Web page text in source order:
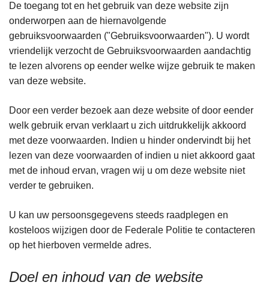
De toegang tot en het gebruik van deze website zijn
onderworpen aan de hiernavolgende
gebruiksvoorwaarden ("Gebruiksvoorwaarden"). U wordt
vriendelijk verzocht de Gebruiksvoorwaarden aandachtig
te lezen alvorens op eender welke wijze gebruik te maken
van deze website.
Door een verder bezoek aan deze website of door eender
welk gebruik ervan verklaart u zich uitdrukkelijk akkoord
met deze voorwaarden. Indien u hinder ondervindt bij het
lezen van deze voorwaarden of indien u niet akkoord gaat
met de inhoud ervan, vragen wij u om deze website niet
verder te gebruiken.
U kan uw persoonsgegevens steeds raadplegen en
kosteloos wijzigen door de Federale Politie te contacteren
op het hierboven vermelde adres.
Doel en inhoud van de website